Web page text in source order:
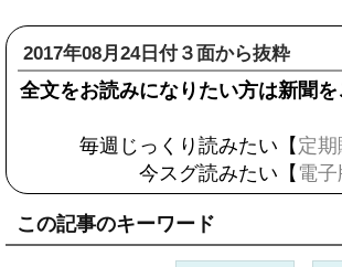
2017年08月24日付３面から抜粋
全文をお読みになりたい方は新聞
毎週じっくり読みたい【 定
今スグ読みたい【 電
この記事のキーワード